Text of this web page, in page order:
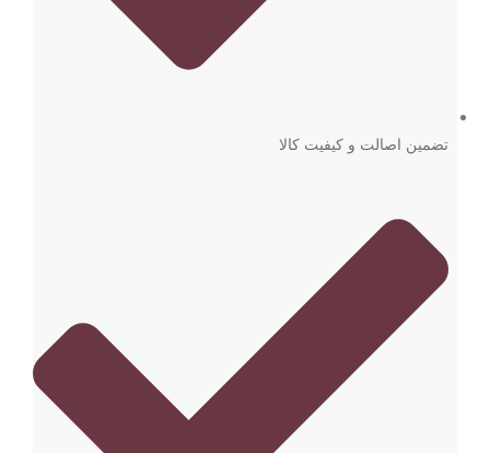
تضمین اصالت و کیفیت کالا